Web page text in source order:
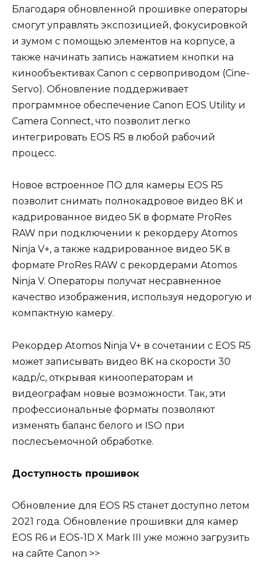
Благодаря обновленной прошивке операторы
смогут управлять экспозицией, фокусировкой
и зумом с помощью элементов на корпусе, а
также начинать запись нажатием кнопки на
кинообъективах Canon с сервоприводом (Cine-
Servo). Обновление поддерживает
программное обеспечение Canon EOS Utility и
Camera Connect, что позволит легко
интегрировать EOS R5 в любой рабочий
процесс.
Новое встроенное ПО для камеры EOS R5
позволит снимать полнокадровое видео 8K и
кадрированное видео 5K в формате ProRes
RAW при подключении к рекордеру Atomos
Ninja V+, а также кадрированное видео 5K в
формате ProRes RAW с рекордерами Atomos
Ninja V. Операторы получат несравненное
качество изображения, используя недорогую и
компактную камеру.
Рекордер Atomos Ninja V+ в сочетании с EOS R5
может записывать видео 8K на скорости 30
кадр/с, открывая кинооператорам и
видеографам новые возможности. Так, эти
профессиональные форматы позволяют
изменять баланс белого и ISO при
послесъемочной обработке.
Доступность прошивок
Обновление для EOS R5 станет доступно летом
2021 года. Обновление прошивки для камер
EOS R6 и EOS-1D X Mark III уже можно загрузить
на сайте Canon >>